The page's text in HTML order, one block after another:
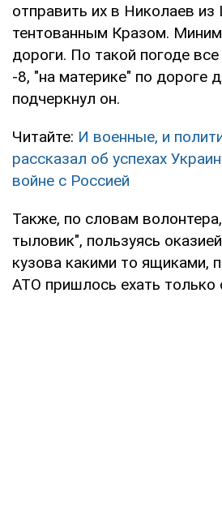
отправить их в Николаев
тентованным Кразом.
дороги. По такой погоде
-8, "на материке" по дороге
подчеркнул он.
Читайте: И военные, и
рассказал об успехах
войне с Россией
Также, по словам
тыловик", пользуясь
кузова какими то ящиками,
АТО пришлось ехать только